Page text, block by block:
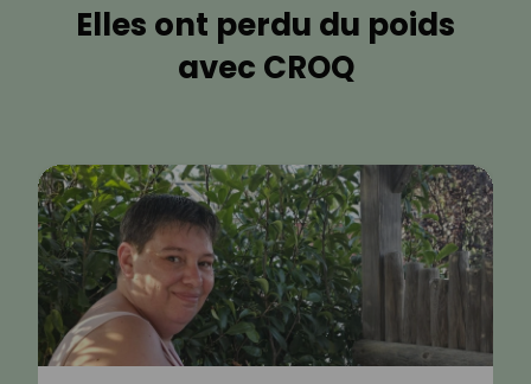
Elles ont perdu du poids
avec CROQ